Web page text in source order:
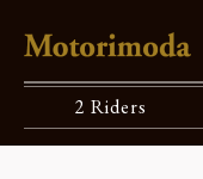
2 Riders